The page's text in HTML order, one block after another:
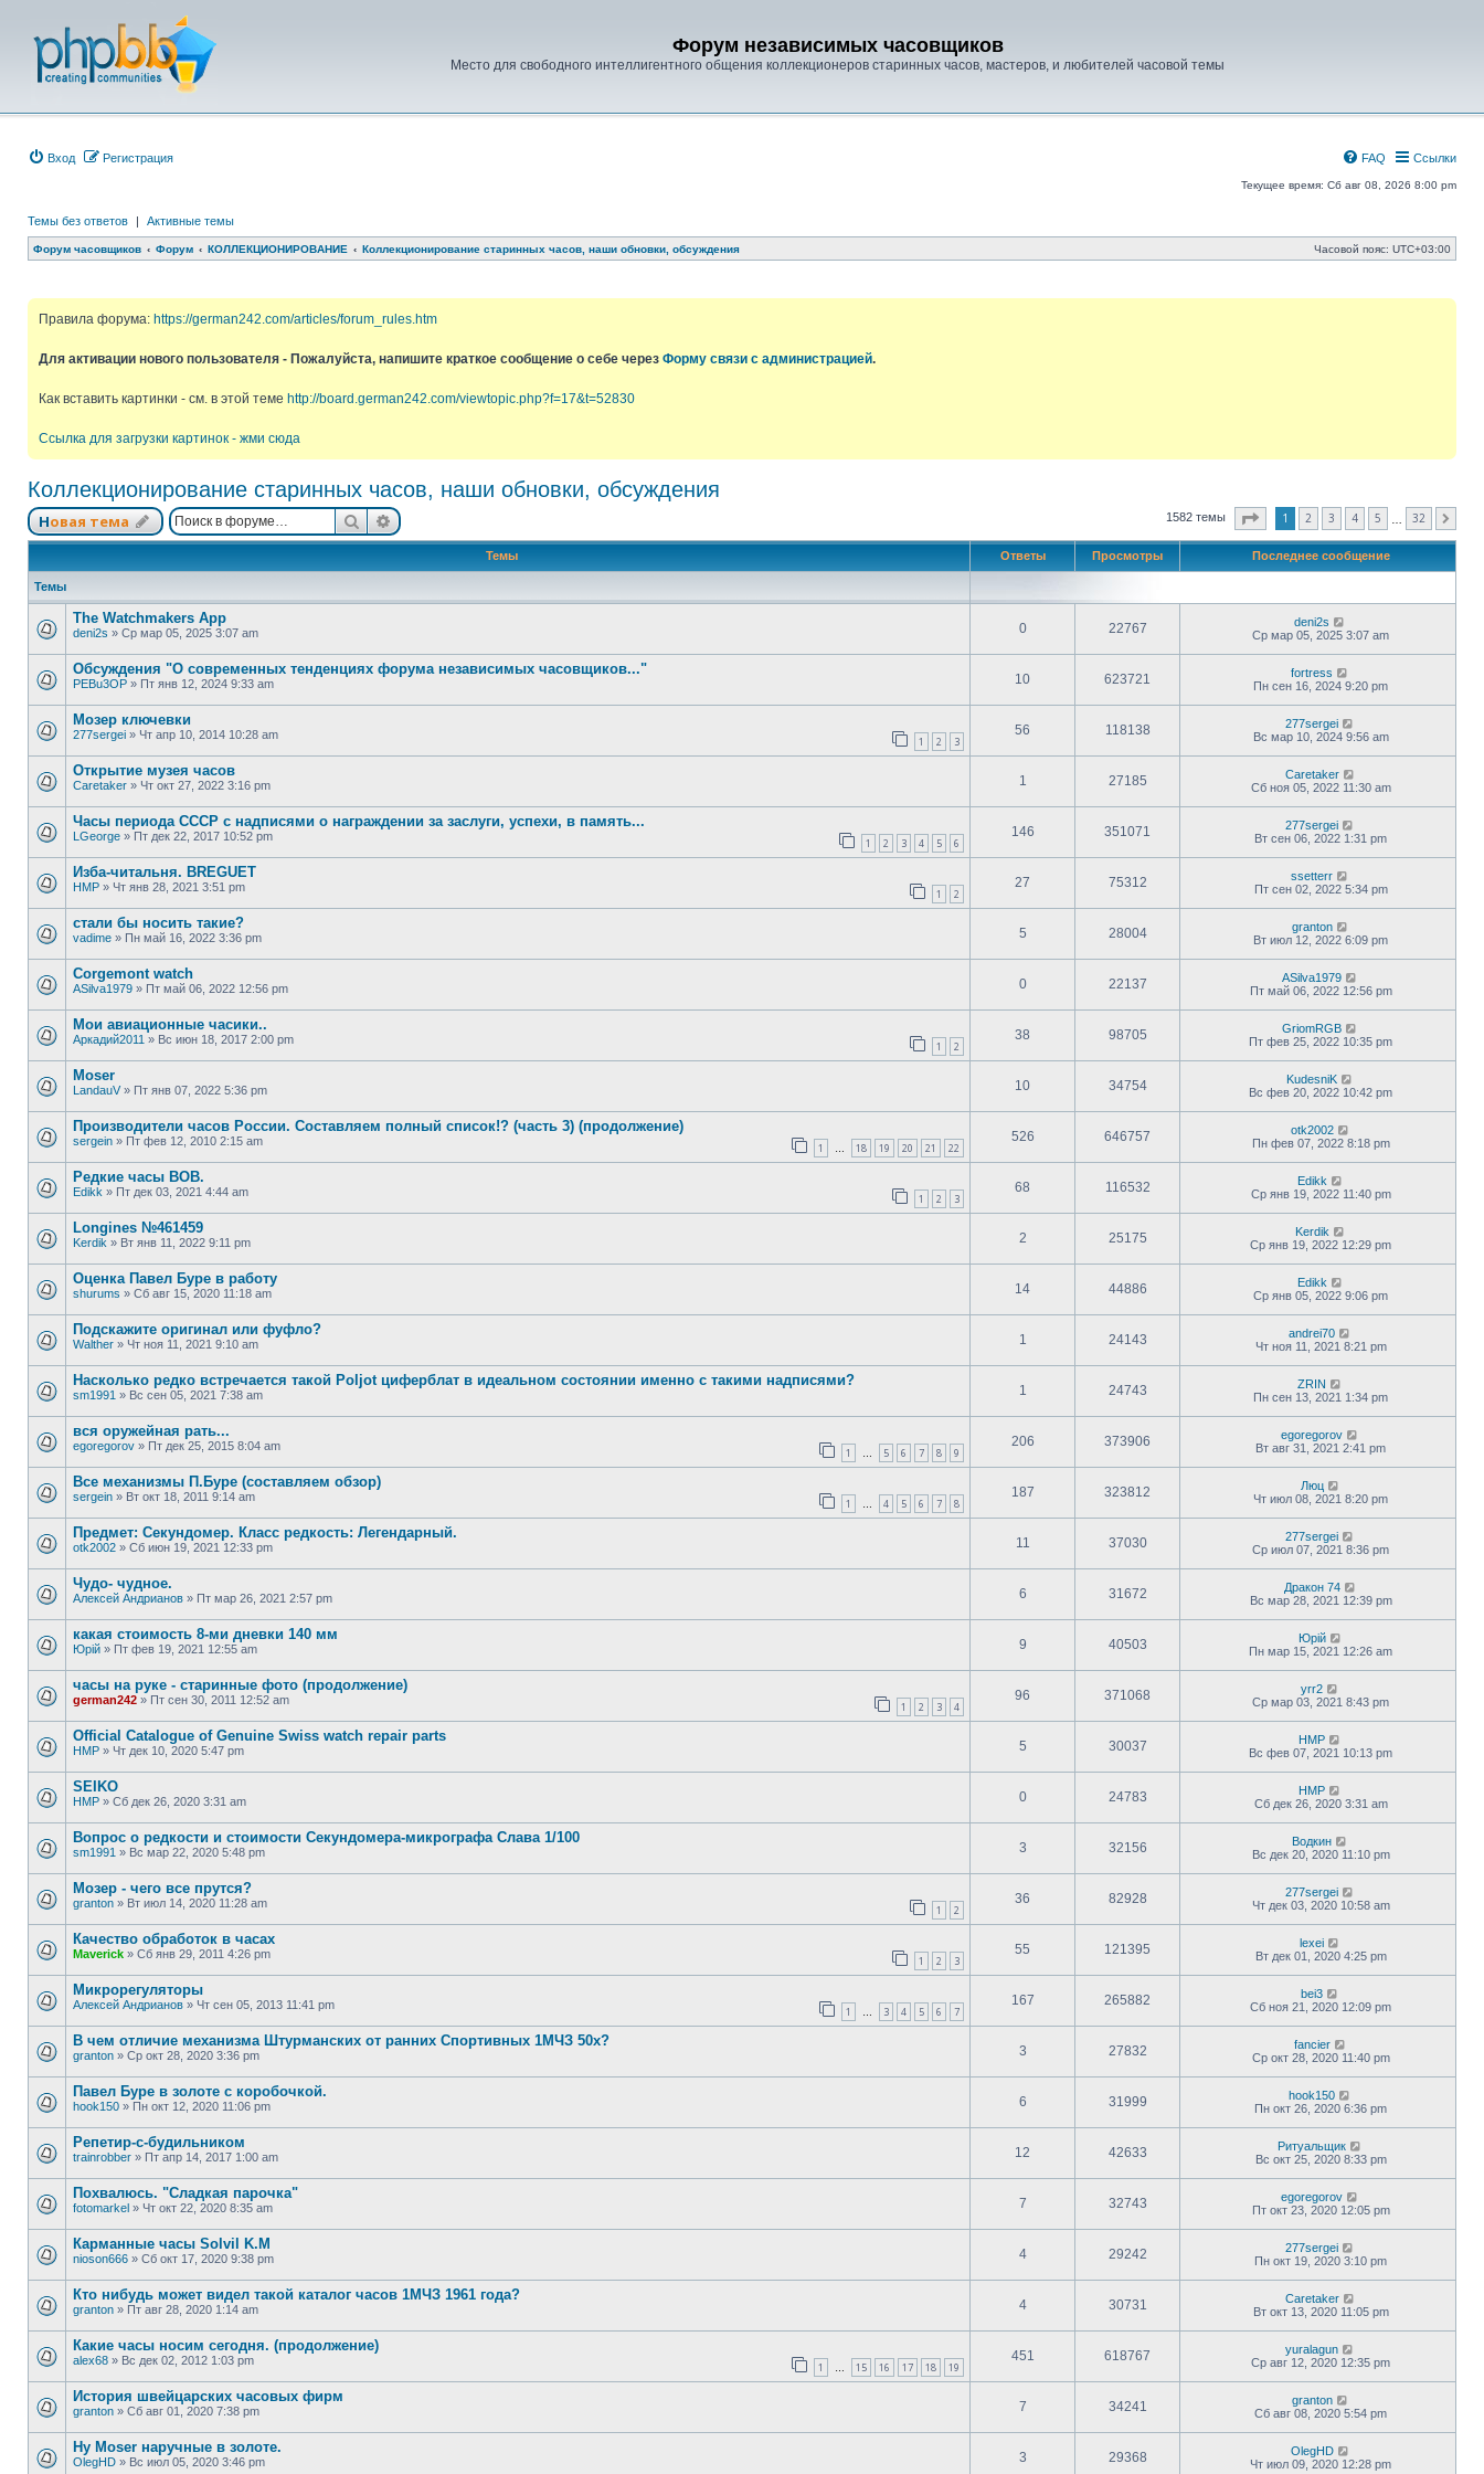
Форум независимых часовщиков
Место для свободного интеллигентного общения коллекционеров старинных часов, мастеров, и любителей часовой темы
Вход Регистрация Ссылки
FAQ
Текущее время: Сб авг 08, 2026 8:00 pm
Темы без ответов | Активные темы
Форум часовщиков Форум КОЛЛЕКЦИОНИРОВАНИЕ Коллекционирование старинных часов, наши обновки, обсуждения Часовой пояс: UTC+03:00
Правила форума: https://german242.com/articles/forum_rules.htm
Для активации нового пользователя - Пожалуйста, напишите краткое сообщение о себе через Форму связи с администрацией.
Как вставить картинки - см. в этой теме http://board.german242.com/viewtopic.php?f=17&t=52830
Ссылка для загрузки картинок - жми сюда
Коллекционирование старинных часов, наши обновки, обсуждения
Новая тема ПоискРасширенный поиск 1582 темы Страница из32
1 2 3 4 5 32
Темы Ответы Просмотры Последнее сообщение
Темы
The Watchmakers App
deni2s » Ср мар 05, 2025 3:07 am 0 22767
deni2s
Ср мар 05, 2025 3:07 am
Обсуждения "О современных тенденциях форума независимых часовщиков..."
PEBu3OP » Пт янв 12, 2024 9:33 am 10 623721
fortress
Пн сен 16, 2024 9:20 pm
Мозер ключевки
277sergei » Чт апр 10, 2014 10:28 am 1 2 3
56 118138
277sergei
Вс мар 10, 2024 9:56 am
Открытие музея часов
Caretaker » Чт окт 27, 2022 3:16 pm 1 27185
Caretaker
Сб ноя 05, 2022 11:30 am
Часы периода СССР с надписями о награждении за заслуги, успехи, в память...
LGeorge » Пт дек 22, 2017 10:52 pm 1 2 3 4 5 6
146 351071
277sergei
Вт сен 06, 2022 1:31 pm
Изба-читальня. BREGUET
HMP » Чт янв 28, 2021 3:51 pm 1 2
27 75312
ssetterr
Пт сен 02, 2022 5:34 pm
стали бы носить такие?
vadime » Пн май 16, 2022 3:36 pm 5 28004
granton
Вт июл 12, 2022 6:09 pm
Corgemont watch
ASilva1979 » Пт май 06, 2022 12:56 pm 0 22137
ASilva1979
Пт май 06, 2022 12:56 pm
Мои авиационные часики..
Аркадий2011 » Вс июн 18, 2017 2:00 pm 1 2
38 98705
GriomRGB
Пт фев 25, 2022 10:35 pm
Moser
LandauV» Пт янв 07, 2022 5:36 pm 10 34754
KudesniK
Вс фев 20, 2022 10:42 pm
Производители часов России. Составляем полный список!? (часть 3) (продолжение)
sergein » Пт фев 12, 2010 2:15 am 1 … 18 19 20 21 22
526 646757
otk2002
Пн фев 07, 2022 8:18 pm
Редкие часы ВОВ.
Edikk » Пт дек 03, 2021 4:44 am 1 2 3
68 116532
Edikk
Ср янв 19, 2022 11:40 pm
Longines №461459
Kerdik » Вт янв 11, 2022 9:11 pm 2 25175
Kerdik
Ср янв 19, 2022 12:29 pm
Оценка Павел Буре в работу
shurums » Сб авг 15, 2020 11:18 am 14 44886
Edikk
Ср янв 05, 2022 9:06 pm
Подскажите оригинал или фуфло?
Walther » Чт ноя 11, 2021 9:10 am 1 24143
andrei70
Чт ноя 11, 2021 8:21 pm
Насколько редко встречается такой Poljot циферблат в идеальном состоянии именно с такими надписями?
sm1991 » Вс сен 05, 2021 7:38 am 1 24743
ZRIN
Пн сен 13, 2021 1:34 pm
вся оружейная рать...
egoregorov » Пт дек 25, 2015 8:04 am 1 … 5 6 7 8 9
206 373906
egoregorov
Вт авг 31, 2021 2:41 pm
Все механизмы П.Буре (составляем обзор)
sergein » Вт окт 18, 2011 9:14 am 1 … 4 5 6 7 8
187 323812
Люц
Чт июл 08, 2021 8:20 pm
Предмет: Секундомер. Класс редкость: Легендарный.
otk2002 » Сб июн 19, 2021 12:33 pm 11 37030
277sergei
Ср июл 07, 2021 8:36 pm
Чудо- чудное.
Алексей Андрианов » Пт мар 26, 2021 2:57 pm 6 31672
Дракон 74
Вс мар 28, 2021 12:39 pm
какая стоимость 8-ми дневки 140 мм
Юрій » Пт фев 19, 2021 12:55 am 9 40503
Юрій
Пн мар 15, 2021 12:26 am
часы на руке - старинные фото (продолжение)
german242 » Пт сен 30, 2011 12:52 am 1 2 3 4
96 371068
yrr2
Ср мар 03, 2021 8:43 pm
Official Catalogue of Genuine Swiss watch repair parts
HMP » Чт дек 10, 2020 5:47 pm 5 30037
HMP
Вс фев 07, 2021 10:13 pm
SEIKO
HMP » Сб дек 26, 2020 3:31 am 0 24783
HMP
Сб дек 26, 2020 3:31 am
Вопрос о редкости и стоимости Секундомера-микрографа Слава 1/100
sm1991 » Вс мар 22, 2020 5:48 pm 3 32156
Водкин
Вс дек 20, 2020 11:10 pm
Мозер - чего все прутся?
granton » Вт июл 14, 2020 11:28 am 1 2
36 82928
277sergei
Чт дек 03, 2020 10:58 am
Качество обработок в часах
Maverick » Сб янв 29, 2011 4:26 pm 1 2 3
55 121395
lexei
Вт дек 01, 2020 4:25 pm
Микрорегуляторы
Алексей Андрианов » Чт сен 05, 2013 11:41 pm 1 … 3 4 5 6 7
167 265882
bei3
Сб ноя 21, 2020 12:09 pm
В чем отличие механизма Штурманских от ранних Спортивных 1МЧЗ 50х?
granton » Ср окт 28, 2020 3:36 pm 3 27832
fancier
Ср окт 28, 2020 11:40 pm
Павел Буре в золоте с коробочкой.
hook150 » Пн окт 12, 2020 11:06 pm 6 31999
hook150
Пн окт 26, 2020 6:36 pm
Репетир-с-будильником
trainrobber » Пт апр 14, 2017 1:00 am 12 42633
Ритуальщик
Вс окт 25, 2020 8:33 pm
Похвалюсь. "Сладкая парочка"
fotomarkel » Чт окт 22, 2020 8:35 am 7 32743
egoregorov
Пт окт 23, 2020 12:05 pm
Карманные часы Solvil K.M
nioson666 » Сб окт 17, 2020 9:38 pm 4 29242
277sergei
Пн окт 19, 2020 3:10 pm
Кто нибудь может видел такой каталог часов 1МЧЗ 1961 года?
granton » Пт авг 28, 2020 1:14 am 4 30731
Caretaker
Вт окт 13, 2020 11:05 pm
Какие часы носим сегодня. (продолжение)
alex68 » Вс дек 02, 2012 1:03 pm 1 … 15 16 17 18 19
451 618767
yuralagun
Ср авг 12, 2020 12:35 pm
История швейцарских часовых фирм
granton » Сб авг 01, 2020 7:38 pm 7 34241
granton
Сб авг 08, 2020 5:54 pm
Hy Moser наручные в золоте.
OlegHD » Вс июл 05, 2020 3:46 pm 3 29368
OlegHD
Чт июл 09, 2020 12:28 pm